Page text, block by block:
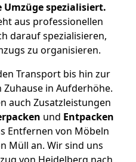
spezialisiert.
aus professionellen
darauf spezialisieren,
zu organisieren.
Transport bis hin zur
in Aufderhöhe.
auch Zusatzleistungen
und Entpacken
Entfernen von Möbeln
Müll an. Wir sind uns